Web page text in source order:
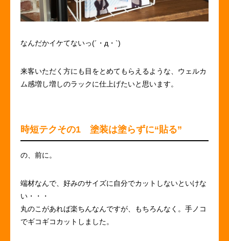
なんだかイケてないっ(´・д・`)
来客いただく方にも目をとめてもらえるような、ウェルカ
ム感増し増しのラックに仕上げたいと思います。
時短テクその1 塗装は塗らずに“貼る”
の、前に。
端材なんで、好みのサイズに自分でカットしないといけな
い・・・
丸のこがあれば楽ちんなんですが、もちろんなく。手ノコ
でギコギコカットしました。